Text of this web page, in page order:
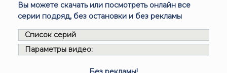
Вы можете скачать или посмотреть онлайн все
серии подряд, без остановки и без рекламы
Список серий
Параметры видео: